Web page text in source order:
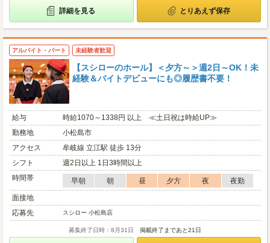
詳細を見る とりあえず保存
アルバイト・パート 未経験者歓迎
【スシローのホール】＜夕方～＞週2日～OK！未
経験＆バイトデビューにも◎履歴書不要！
給与
時給1070～1338円 以上 ≪土日祝は時給UP≫
勤務地
小松島市
アクセス
牟岐線 立江駅 徒歩 13分
シフト
週2日以上 1日3時間以上
時間帯
早朝 朝 昼 夕方 夜
夜勤
面接地
応募先
スシロー 小松島店
募集終了日時：8月31日 掲載終了まであと21日